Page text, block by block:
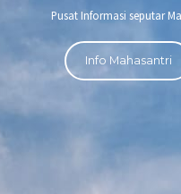
Pusat Informasi seputar
Info Mahasantri